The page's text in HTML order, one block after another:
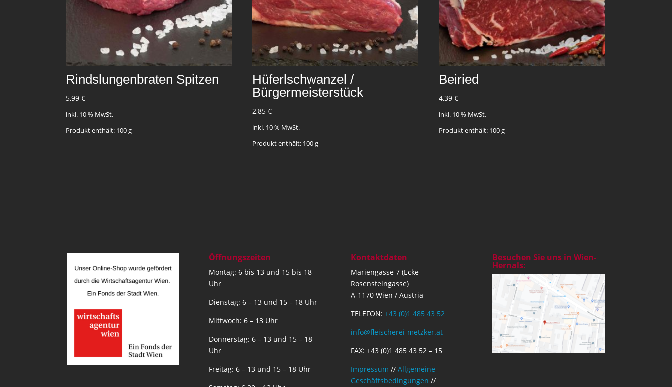
Rindslungenbraten Spitzen
5,99 €
inkl. 10 % MwSt.
Produkt enthält: 100g
Hüferlschwanzel /
Bürgermeisterstück
2,85€
inkl. 10 % MwSt.
Produkt enthält: 100g
Beiried
4,39€
inkl. 10 % MwSt.
Produkt enthält: 100g
Öffnungszeiten
Montag: 6 bis 13 und 15 bis 18
Uhr
Dienstag: 6 – 13 und 15 – 18 Uhr
Mittwoch: 6 – 13 Uhr
Donnerstag: 6 – 13 und 15 – 18
Uhr
Freitag: 6 – 13 und 15 – 18 Uhr
Kontaktdaten
Mariengasse 7 (Ecke
Rosensteingasse)
A-1170 Wien / Austria
TELEFON: +43 (0)1 485 43 52
info@fleischerei-metzker.at
FAX: +43 (0)1 485 43 52 – 15
Impressum // Allgemeine
Geschäftsbedingungen //
Besuchen Sie uns in Wien-
Hernals: